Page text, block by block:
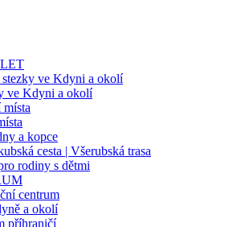
stezky ve Kdyni a okolí
ve Kdyni a okolí
místa
a kopce
cesta | Všerubská trasa
rodiny s dětmi
centrum
a okolí
příhraničí